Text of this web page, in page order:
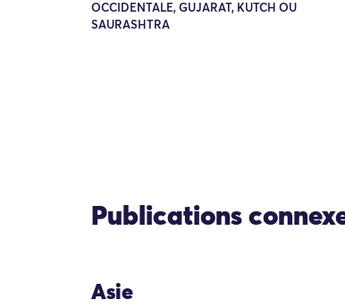
OCCIDENTALE, GUJARAT, KUTCH OU
SAURASHTRA
Publications
Asie